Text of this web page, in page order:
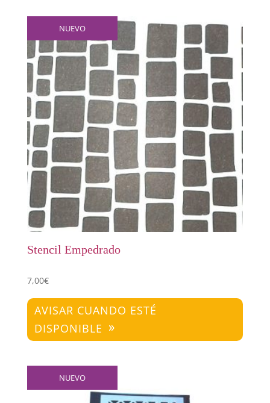
NUEVO
Stencil Empedrado
7,00€
AVISAR CUANDO ESTÉ
DISPONIBLE
NUEVO